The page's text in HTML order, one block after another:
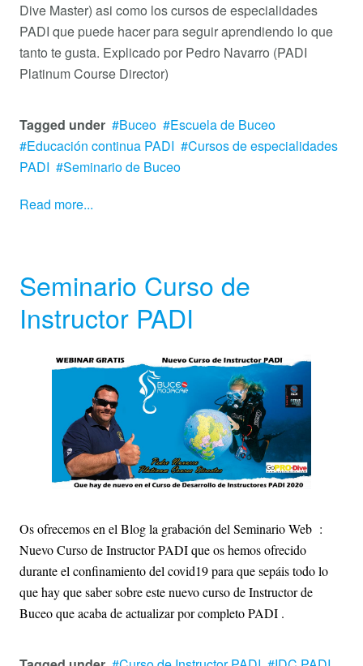
Dive Master) asi como los cursos de especialidades
PADI que puede hacer para seguir aprendiendo lo que
tanto te gusta. Explicado por Pedro Navarro (PADI
Platinum Course Director)
Tagged under Buceo
Escuela de Buceo
Educación continua PADI
Cursos de especialidades
PADI
Seminario de Buceo
Read more...
Seminario Curso de
Instructor PADI
Os ofrecemos en el Blog la grabación del Seminario Web :
Nuevo Curso de Instructor PADI que os hemos ofrecido
durante el confinamiento del covid19 para que sepáis todo lo
que hay que saber sobre este nuevo curso de Instructor de
Buceo que acaba de actualizar por completo PADI .